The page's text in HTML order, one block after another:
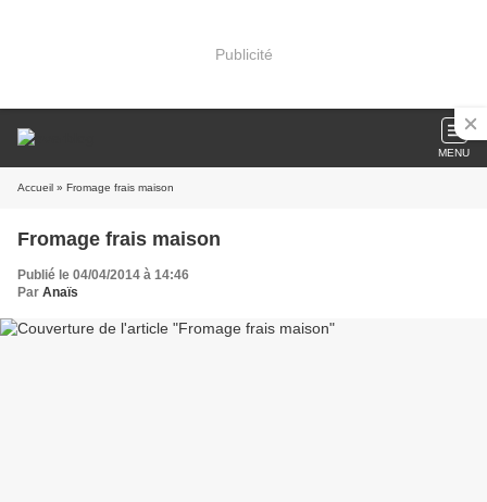
Publicité
MENU
Accueil » Fromage frais maison
Fromage frais maison
Publié le 04/04/2014 à 14:46
Par Anaïs